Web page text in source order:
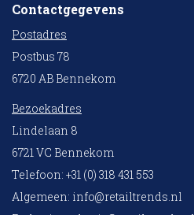
Contactgegevens
Postadres
Postbus 78
6720 AB Bennekom
Bezoekadres
Lindelaan 8
6721 VC Bennekom
Telefoon: +31 (0) 318 431 553
Algemeen: info@retailtrends.nl